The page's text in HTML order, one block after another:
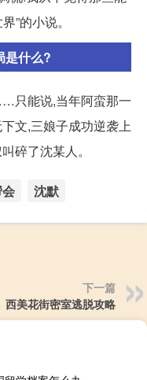
”的小说。
是什么?
只能说,当年阿蛮那一
文,三娘子成功逆袭上
碎了沈某人。
沈默
下一篇
西美花街密室逃脱攻略